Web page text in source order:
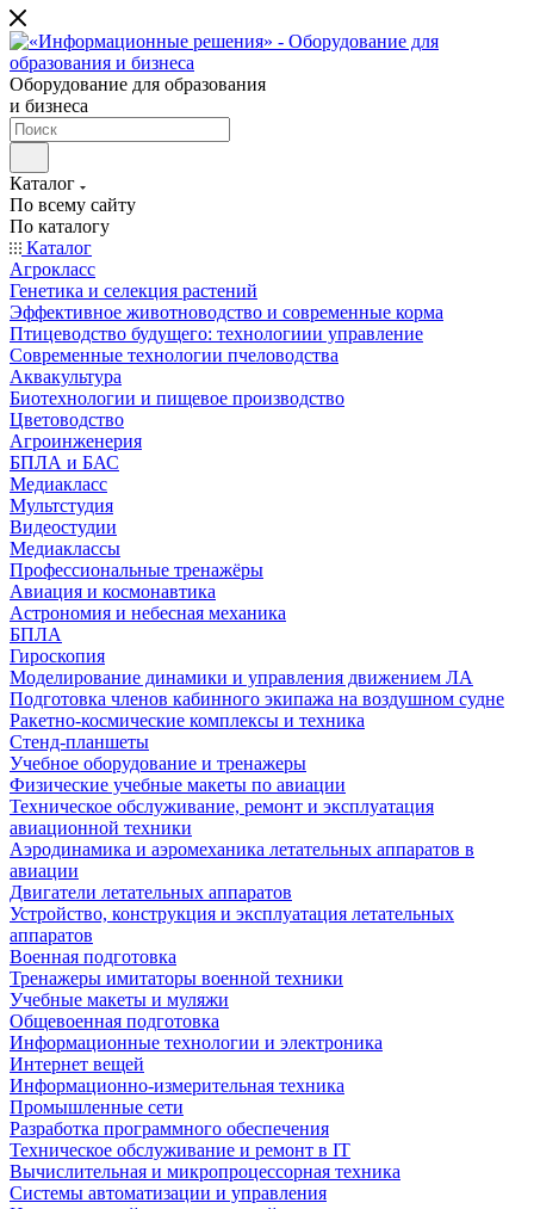
Оборудование для образования
и бизнеса
Каталог
По всему сайту
По каталогу
Каталог
Агрокласс
Генетика и селекция растений
Эффективное животноводство и современные корма
Птицеводство будущего: технологиии управление
Современные технологии пчеловодства
Аквакультура
Биотехнологии и пищевое производство
Цветоводство
Агроинженерия
БПЛА и БАС
Медиакласс
Мультстудия
Видеостудии
Медиаклассы
Профессиональные тренажёры
Авиация и космонавтика
Астрономия и небесная механика
БПЛА
Гироскопия
Моделирование динамики и управления движением ЛА
Подготовка членов кабинного экипажа на воздушном судне
Ракетно-космические комплексы и техника
Стенд-планшеты
Учебное оборудование и тренажеры
Физические учебные макеты по авиации
Техническое обслуживание, ремонт и эксплуатация
авиационной техники
Аэродинамика и аэромеханика летательных аппаратов в
авиации
Двигатели летательных аппаратов
Устройство, конструкция и эксплуатация летательных
аппаратов
Военная подготовка
Тренажеры имитаторы военной техники
Учебные макеты и муляжи
Общевоенная подготовка
Информационные технологии и электроника
Интернет вещей
Информационно-измерительная техника
Промышленные сети
Разработка программного обеспечения
Техническое обслуживание и ремонт в IT
Вычислительная и микропроцессорная техника
Системы автоматизации и управления